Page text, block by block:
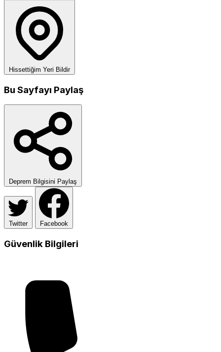
Hissettiğim Yeri Bildir
Bu Sayfayı Paylaş
Deprem Bilgisini Paylaş
Twitter Facebook
Güvenlik Bilgileri